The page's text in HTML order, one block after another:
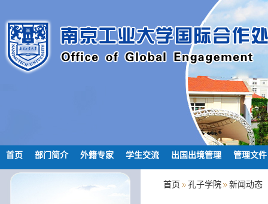
首页 部门简介 外籍专家 学生交流 出国出境管理 管理文件
首页 孔子学院 新闻动态